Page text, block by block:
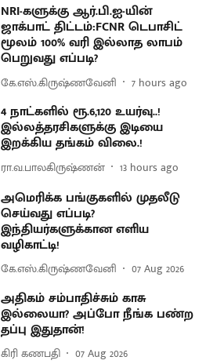
NRI-களுக்கு ஆர்.பி.ஐ-யின்
ஜாக்பாட் திட்டம்:FCNR டெபாசிட்
மூலம் 100% வரி இல்லாத லாபம்
பெறுவது எப்படி?
கே.எஸ்.கிருஷ்ணவேனி 7 hours ago
4 நாட்களில் ரூ.6,120 உயர்வு..!
இல்லத்தரசிகளுக்கு இடியை
இறக்கிய தங்கம் விலை.!
ரா.வ.பாலகிருஷ்ணன் 13 hours ago
அமெரிக்க பங்குகளில் முதலீடு
செய்வது எப்படி?
இந்தியர்களுக்கான எளிய
வழிகாட்டி!
கே.எஸ்.கிருஷ்ணவேனி 07 Aug 2026
அதிகம் சம்பாதிச்சும் காசு
இல்லையா? அப்போ நீங்க பண்ற
தப்பு இதுதான்!
கிரி கணபதி 07 Aug 2026